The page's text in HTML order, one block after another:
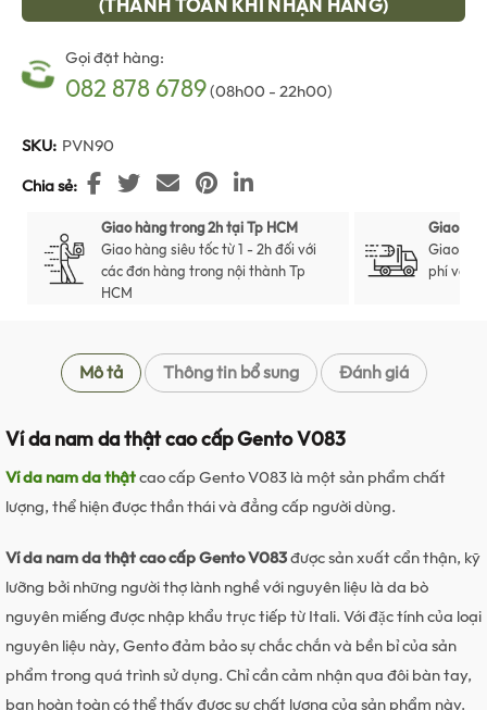
Gọi đặt hàng:
082 878 6789(08h00 - 22h00)
SKU: PVN90
Chia sẻ
Giao hàng trong 2h tại Tp HCM
Giao hàng siêu tốc từ 1 - 2h đối với
các đơn hàng trong nội thành Tp
HCM
Giao
Giao
phí với
Mô tả Thông tin bổ sung Đánh giá
Ví da nam da thật cao cấp Gento V083
Ví da nam da thậtcao cấp Gento V083 là một sản phẩm chất
lượng, thể hiện được thần thái và đẳng cấp người dùng.
Ví da nam da thật cao cấp Gento V083được sản xuất cẩn thận, kỹ
lưỡng bởi những người thợ lành nghề với nguyên liệu là da bò
nguyên miếng được nhập khẩu trực tiếp từ Itali. Với đặc tính của loại
nguyên liệu này, Gento đảm bảo sự chắc chắn và bền bỉ của sản
phẩm trong quá trình sử dụng. Chỉ cần cảm nhận qua đôi bàn tay,
bạn hoàn toàn có thể thấy được sự chất lượng của sản phẩm này.